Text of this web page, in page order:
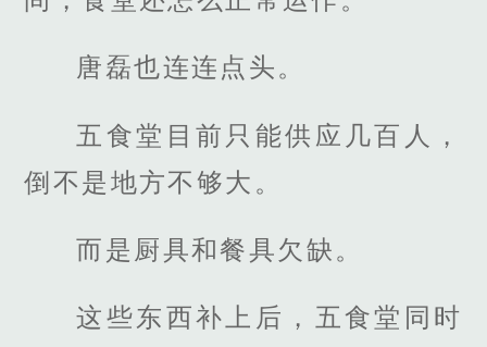
唐磊也连连点头。
五食堂目前只能供应几百人，
倒不是地方不够大。
而是厨具和餐具欠缺。
这些东西补上后，五食堂同时